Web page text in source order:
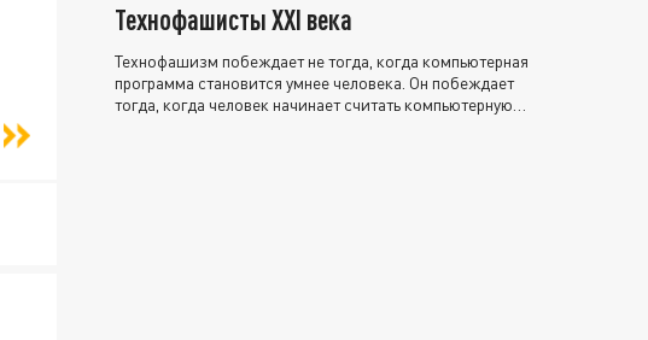
Технофашисты XXI века
Технофашизм побеждает не тогда, когда компьютерная
программа становится умнее человека. Он побеждает
тогда, когда человек начинает считать компьютерную